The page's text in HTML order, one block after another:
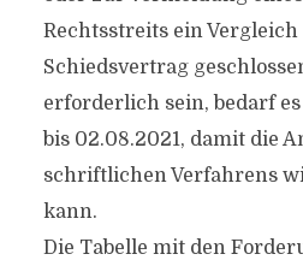
Rechtsstreits ein Vergleich
Schiedsvertrag
erforderlich sein, bedarf
bis 02.08.2021, damit die
schriftlichen Verfahrens
kann.
Die Tabelle mit den